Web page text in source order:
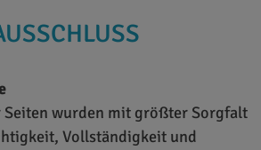
Seiten wurden mit größter Sorgfalt
Vollständigkeit und